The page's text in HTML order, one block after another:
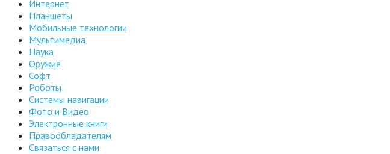
Интернет
Планшеты
Мобильные технологии
Мультимедиа
Наука
Оружие
Софт
Роботы
Системы навигации
Фото и Видео
Электронные книги
Правообладателям
Связаться с нами